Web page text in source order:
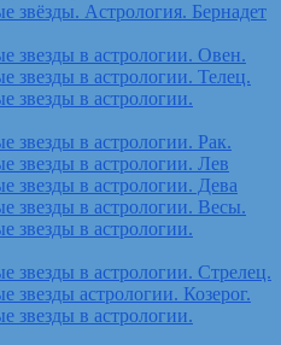
звёзды. Астрология. Бернадет
звезды в астрологии. Овен.
звезды в астрологии. Телец.
звезды в астрологии.
звезды в астрологии. Рак.
звезды в астрологии. Лев
звезды в астрологии. Дева
звезды в астрологии. Весы.
звезды в астрологии.
звезды в астрологии. Стрелец.
звезды астрологии. Козерог.
звезды в астрологии.